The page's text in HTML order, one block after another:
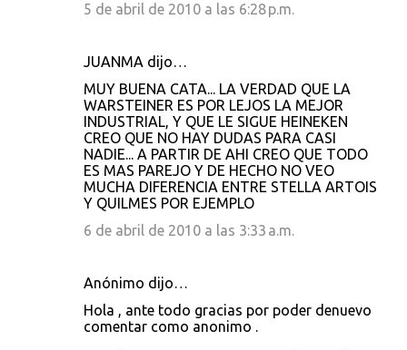
5 de abril de 2010 a las 6:28 p.m.
JUANMA dijo…
MUY BUENA CATA... LA VERDAD QUE LA
WARSTEINER ES POR LEJOS LA MEJOR
INDUSTRIAL, Y QUE LE SIGUE HEINEKEN
CREO QUE NO HAY DUDAS PARA CASI
NADIE... A PARTIR DE AHI CREO QUE TODO
ES MAS PAREJO Y DE HECHO NO VEO
MUCHA DIFERENCIA ENTRE STELLA ARTOIS
Y QUILMES POR EJEMPLO
6 de abril de 2010 a las 3:33 a.m.
Anónimo dijo…
Hola , ante todo gracias por poder denuevo
comentar como anonimo .